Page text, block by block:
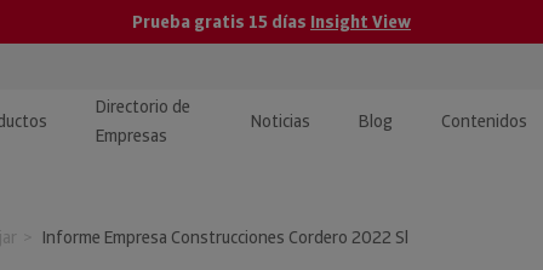
Prueba gratis 15 días Insight View
Directorio de
Empresas
Noticias Blog Contenidos
y tutoriales
Informe Empresa Construcciones Cordero 2022 Sl